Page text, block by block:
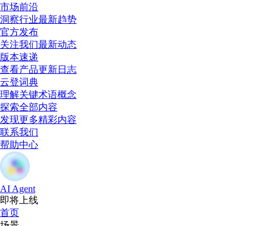
市场前沿
洞察行业最新趋势
官方发布
关注我们最新动态
版本速递
查看产品更新日志
云登词典
理解关键术语概念
探索全部内容
发现更多精彩内容
联系我们
帮助中心
AI Agent
即将上线
首页